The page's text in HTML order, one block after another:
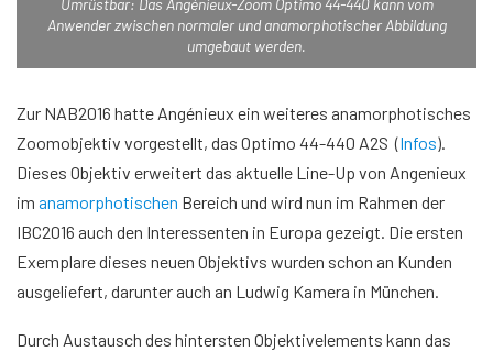
Umrüstbar: Das Angénieux-Zoom Optimo 44-440 kann vom
Anwender zwischen normaler und anamorphotischer Abbildung
umgebaut werden.
Zur NAB2016 hatte Angénieux ein weiteres anamorphotisches
Zoomobjektiv vorgestellt, das Optimo 44-440 A2S (Infos).
Dieses Objektiv erweitert das aktuelle Line-Up von Angenieux
im anamorphotischen Bereich und wird nun im Rahmen der
IBC2016 auch den Interessenten in Europa gezeigt. Die ersten
Exemplare dieses neuen Objektivs wurden schon an Kunden
ausgeliefert, darunter auch an Ludwig Kamera in München.
Durch Austausch des hintersten Objektivelements kann das